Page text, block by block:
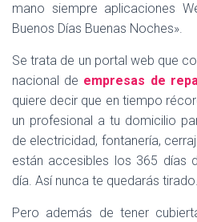
mano siempre aplicaciones
Buenos Días Buenas Noches».
Se trata de un portal web que
nacional de empresas de
quiere decir que en tiempo
un profesional a tu domicilio
de electricidad, fontanería,
están accesibles los 365 días
día. Así nunca te quedarás tirado.
Pero además de tener